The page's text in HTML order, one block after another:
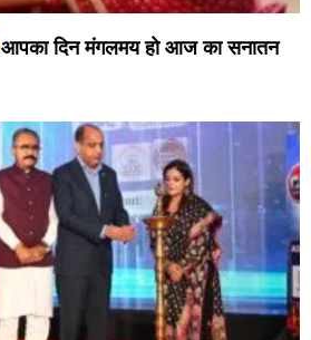
आपका दिन मंगलमय हो आज का सनातन